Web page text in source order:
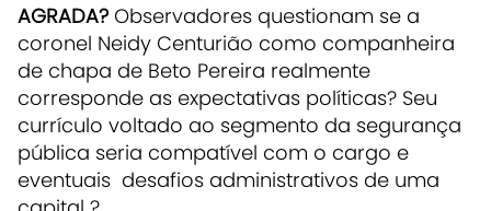
AGRADA? Observadores questionam se a
coronel Neidy Centurião como companheira
de chapa de Beto Pereira realmente
corresponde as expectativas políticas? Seu
currículo voltado ao segmento da segurança
pública seria compatível com o cargo e
eventuais desafios administrativos de uma